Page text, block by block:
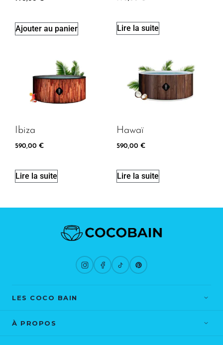
Ajouter au panier Lire la suite
Ibiza
590,00 €
Lire la suite
Hawaï
590,00 €
Lire la suite
LES COCO BAIN
À PROPOS